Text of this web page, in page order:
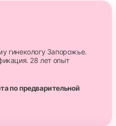
по предварительной